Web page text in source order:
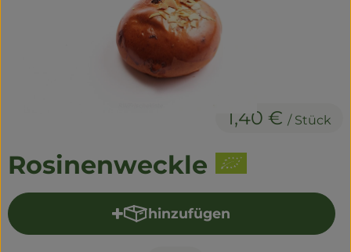
Über uns
Rosinenweckle
1,40 € / Stück
hinzufügen
Produkt zum Warenkorb